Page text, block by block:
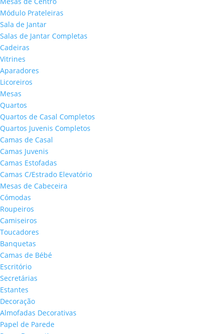
Módulo Prateleiras
Sala de Jantar
Salas de Jantar Completas
Cadeiras
Vitrines
Aparadores
Licoreiros
Mesas
Quartos
Quartos de Casal Completos
Quartos Juvenis Completos
Camas de Casal
Camas Juvenis
Camas Estofadas
Camas C/Estrado Elevatório
Mesas de Cabeceira
Cómodas
Roupeiros
Camiseiros
Toucadores
Banquetas
Camas de Bébé
Escritório
Secretárias
Estantes
Decoração
Almofadas Decorativas
Papel de Parede